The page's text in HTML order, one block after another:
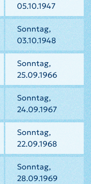
05.10.1947
Sonntag,
03.10.1948
Sonntag,
25.09.1966
Sonntag,
24.09.1967
Sonntag,
22.09.1968
Sonntag,
28.09.1969